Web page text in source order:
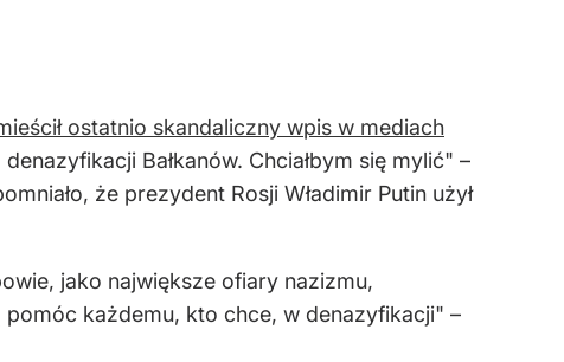
ostatnio skandaliczny wpis w mediach
Bałkanów. Chciałbym się mylić" –
że prezydent Rosji Władimir Putin użył
jako największe ofiary nazizmu,
każdemu, kto chce, w denazyfikacji" –